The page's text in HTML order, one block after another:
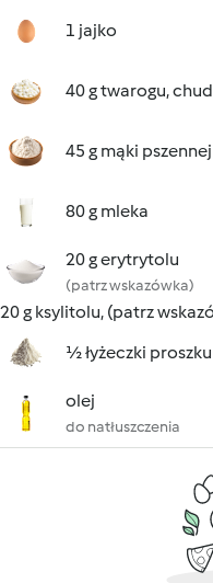
1 jajko
40 g twarogu,
45 g mąki
80 g mleka
20 g erytrytolu
(patrz wskazówka)
20 g ksylitolu, (patrz
½ łyżeczki
olej
do natłuszczenia